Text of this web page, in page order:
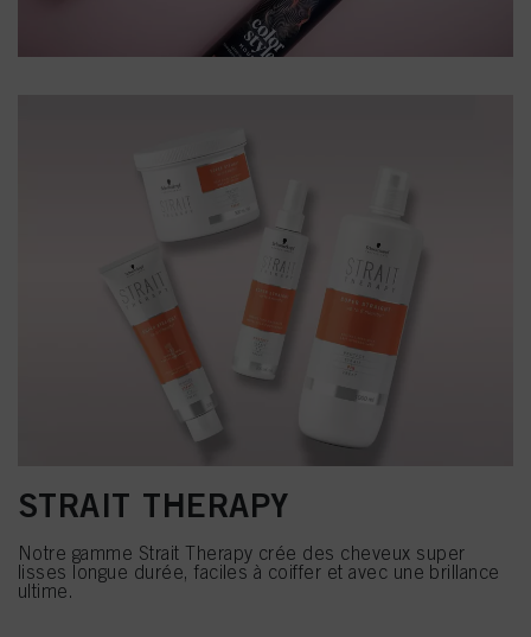
STRAIT THERAPY
Notre gamme Strait Therapy crée des cheveux super
lisses longue durée, faciles à coiffer et avec une brillance
ultime.